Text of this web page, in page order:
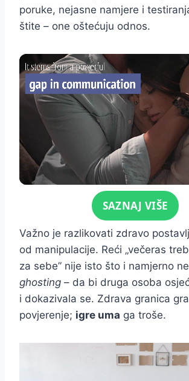
poruke, nejasne namjere i
štite – one oštećuju odnos.
Click for soundSAZNAJ VIŠE
Važno je razlikovati zdravo
od manipulacije. Reći „večeras
za sebe” nije isto što i namjerno
ghosting – da bi druga osoba
i dokazivala se. Zdrava granica
povjerenje; igre uma ga troše.